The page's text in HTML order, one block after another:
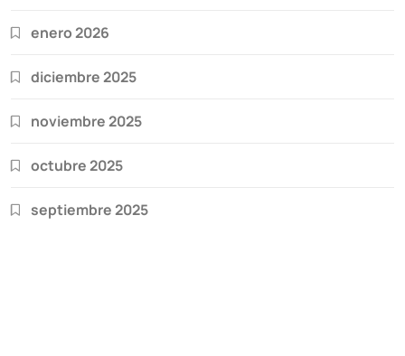
enero 2026
diciembre 2025
noviembre 2025
octubre 2025
septiembre 2025